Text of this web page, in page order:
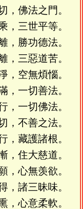
，佛法之門。
，三世平等。
，勝功德法。
，三惡道苦。
，空無煩惱。
，一切善法。
，一切佛法。
，不善之法。
，藏護諸根。
，住大慈道。
，心無羡欲。
，諸三昧味。
，心意柔軟。